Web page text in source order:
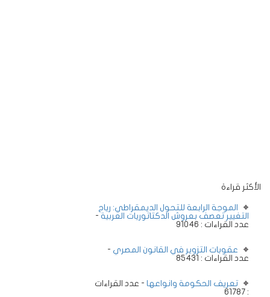
الأكثر قراءة
الموجة الرابعة للتحول الديمقراطي: رياح
التغيير تعصف بعروش الدكتاتوريات العربية -
عدد القراءات : 91046
عقوبات التزوير في القانون المصري -
عدد القراءات : 85431
تعريف الحكومة وانواعها - عدد القراءات
: 61787